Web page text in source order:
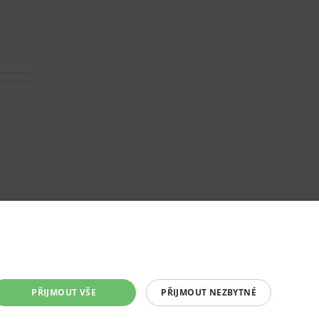
PŘIJMOUT VŠE PŘIJMOUT NEZBYTNÉ